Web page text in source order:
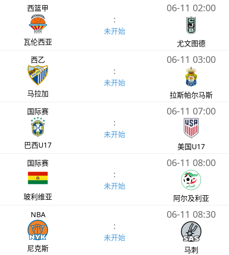
西篮甲
瓦伦西亚
:
未开始
06-11 02:00
尤文图德
西乙
马拉加
:
未开始
06-11 03:00
拉斯帕尔马斯
国际赛
巴西U17
:
未开始
06-11 07:00
美国U17
国际赛
玻利维亚
:
未开始
06-11 08:00
阿尔及利亚
NBA
尼克斯
:
未开始
06-11 08:30
马刺